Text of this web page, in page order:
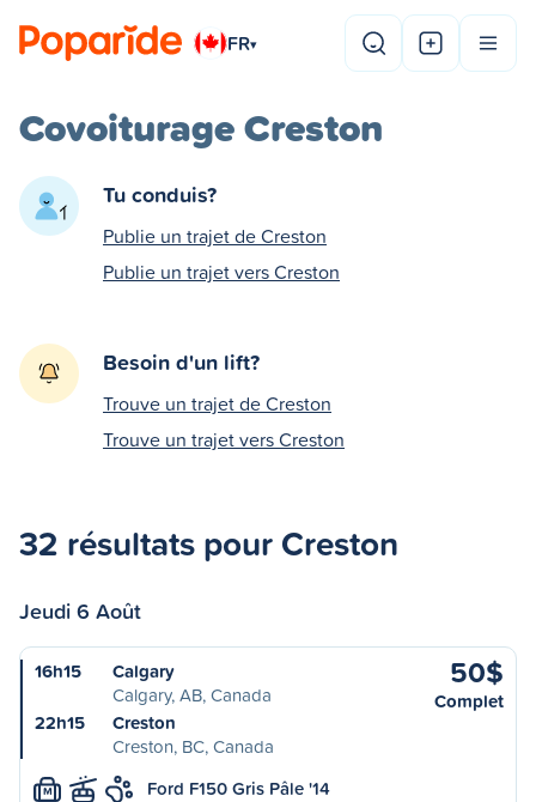
FR▾
Covoiturage Creston
Tu conduis?
Publie un trajet de Creston
Publie un trajet vers Creston
Besoin d'un lift?
Trouve un trajet de Creston
Trouve un trajet vers Creston
32 résultats pour Creston
Jeudi 6 Août
16h15
Calgary
Calgary, AB, Canada
22h15
Creston
Creston, BC, Canada
50$
Complet
M Ford F150 Gris Pâle '14